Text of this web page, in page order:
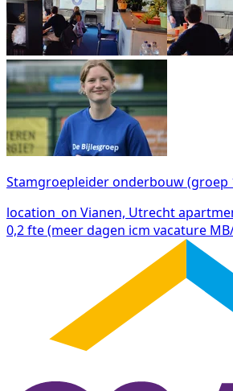
Stamgroepleider onderbouw (groep
location_on Vianen, Utrecht
0,2 fte (meer dagen icm vacature